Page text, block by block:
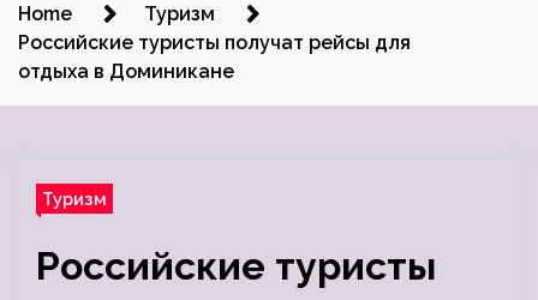
Home
Туризм
Российские туристы получат рейсы для
отдыха в Доминикане
Туризм
Российские туристы